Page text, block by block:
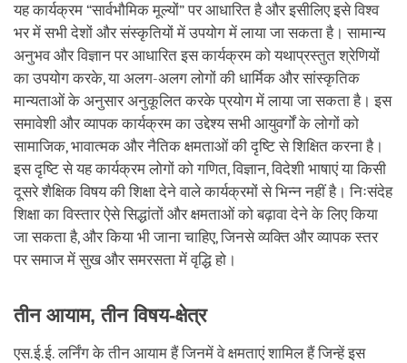
यह कार्यक्रम “सार्वभौमिक मूल्यों” पर आधारित है और इसीलिए इसे विश्व
भर में सभी देशों और संस्कृतियों में उपयोग में लाया जा सकता है। सामान्य
अनुभव और विज्ञान पर आधारित इस कार्यक्रम को यथाप्रस्तुत श्रेणियों
का उपयोग करके, या अलग-अलग लोगों की धार्मिक और सांस्कृतिक
मान्यताओं के अनुसार अनुकूलित करके प्रयोग में लाया जा सकता है। इस
समावेशी और व्यापक कार्यक्रम का उद्देश्य सभी आयुवर्गों के लोगों को
सामाजिक, भावात्मक और नैतिक क्षमताओं की दृष्टि से शिक्षित करना है।
इस दृष्टि से यह कार्यक्रम लोगों को गणित, विज्ञान, विदेशी भाषाएं या किसी
दूसरे शैक्षिक विषय की शिक्षा देने वाले कार्यक्रमों से भिन्न नहीं है। निःसंदेह
शिक्षा का विस्तार ऐसे सिद्धांतों और क्षमताओं को बढ़ावा देने के लिए किया
जा सकता है, और किया भी जाना चाहिए, जिनसे व्यक्ति और व्यापक स्तर
पर समाज में सुख और समरसता में वृद्धि हो।
तीन आयाम, तीन विषय-क्षेत्र
एस.ई.ई. लर्निंग के तीन आयाम हैं जिनमें वे क्षमताएं शामिल हैं जिन्हें इस